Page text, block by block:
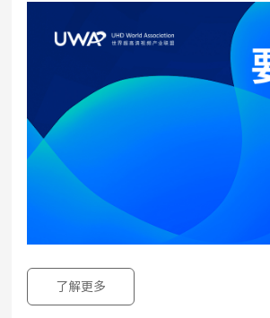
了解更多